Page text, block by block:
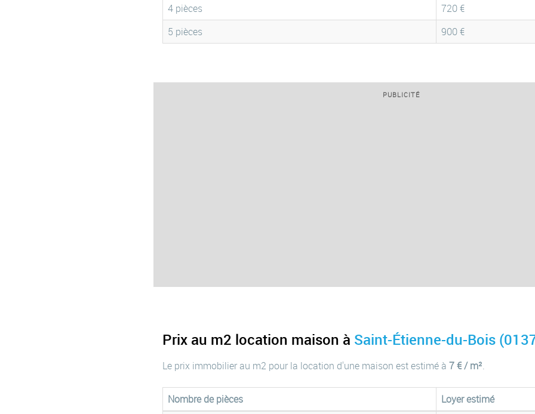
4 pièces
720 €
5 pièces
900 €
PUBLICITÉ
Prix au m2 location maison à Saint-Étienne-du-Bois
Le prix immobilier au m2 pour la location d'une maison est estimé à 7 € / m².
Nombre de pièces
Loyer estimé